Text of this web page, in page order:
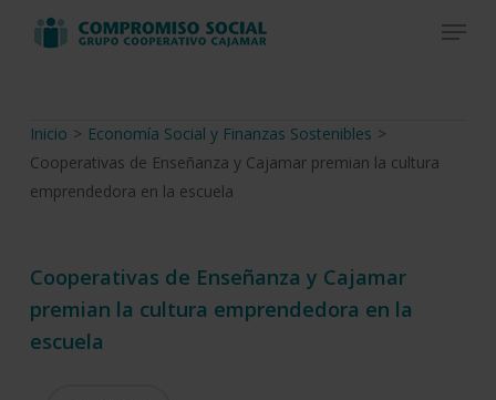
Menu
Inicio > Economía Social y Finanzas Sostenibles >
Cooperativas de Enseñanza y Cajamar premian la cultura
emprendedora en la escuela
Cooperativas de Enseñanza y Cajamar
premian la cultura emprendedora en la
escuela